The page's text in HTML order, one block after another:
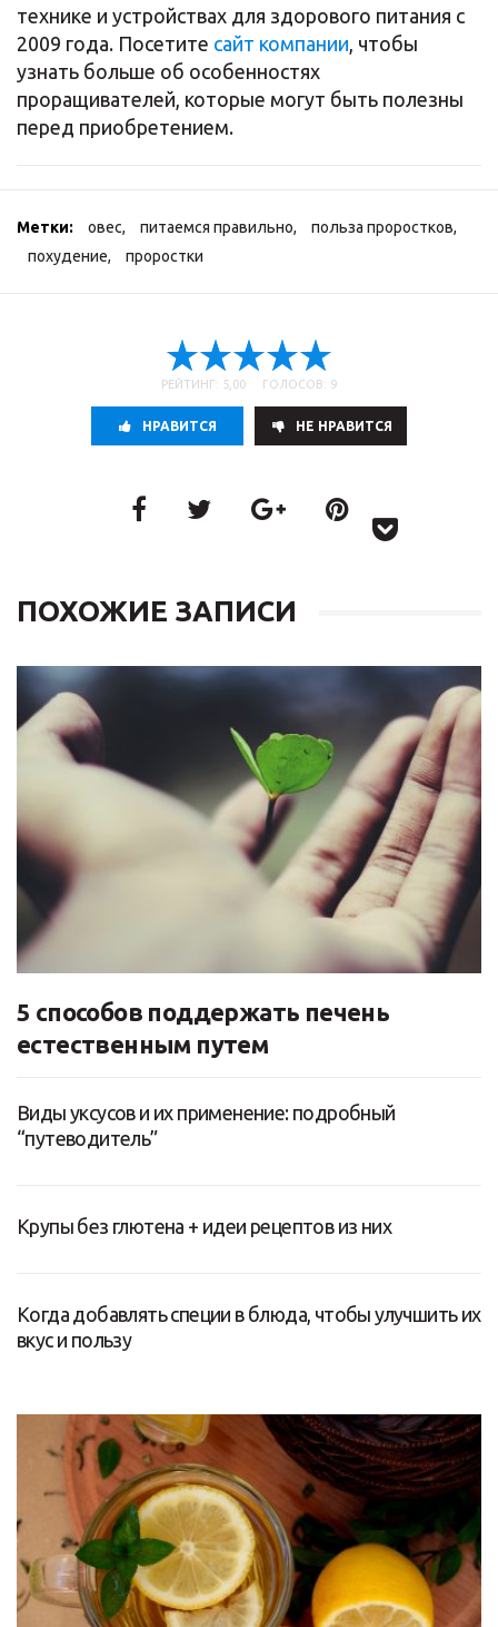
технике и устройствах для здорового питания с
2009 года. Посетите сайт компании , чтобы
узнать больше об особенностях
проращивателей, которые могут быть полезны
перед приобретением.
Метки: овес, питаемся правильно, польза проростков,
похудение, проростки
РЕЙТИНГ: 5,00 ГОЛОСОВ: 9
НРАВИТСЯ НE НРАВИТСЯ
ПОХОЖИЕ ЗАПИСИ
5 способов поддержать печень
естественным путем
Виды уксусов и их применение: подробный
“путеводитель”
Крупы без глютена + идеи рецептов из них
Когда добавлять специи в блюда, чтобы улучшить их
вкус и пользу